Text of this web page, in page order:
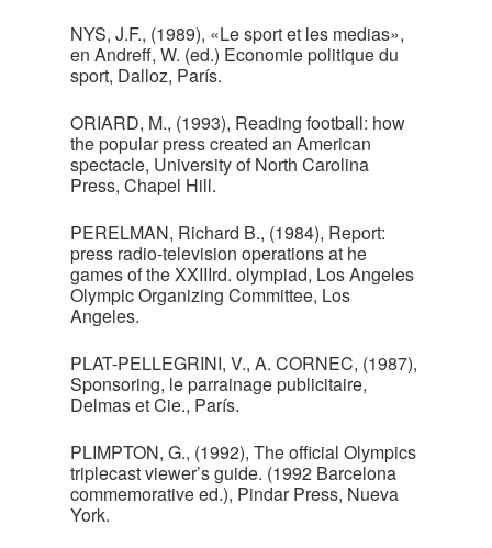
NYS, J.F., (1989), «Le sport et les medias»,
en Andreff, W. (ed.) Economie politique du
sport, Dalloz, París.
ORIARD, M., (1993), Reading football: how
the popular press created an American
spectacle, University of North Carolina
Press, Chapel Hill.
PERELMAN, Richard B., (1984), Report:
press radio-television operations at he
games of the XXIIIrd. olympiad, Los Angeles
Olympic Organizing Committee, Los
Angeles.
PLAT-PELLEGRINI, V., A. CORNEC, (1987),
Sponsoring, le parrainage publicitaire,
Delmas et Cie., París.
PLIMPTON, G., (1992), The official Olympics
triplecast viewer’s guide. (1992 Barcelona
commemorative ed.), Pindar Press, Nueva
York.